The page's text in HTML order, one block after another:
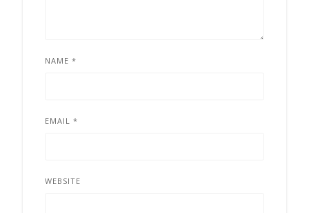
NAME *
EMAIL *
WEBSITE